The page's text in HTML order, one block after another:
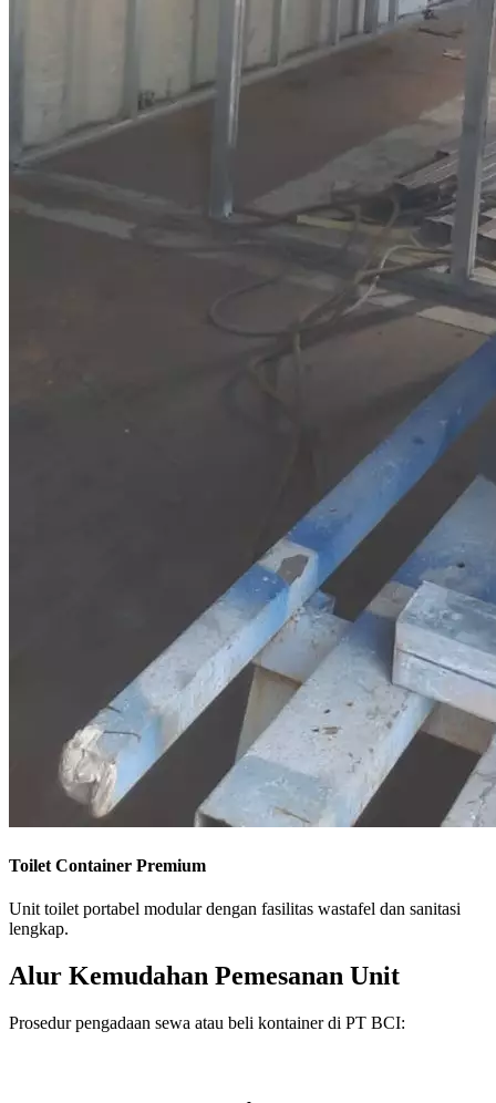
Toilet Container Premium
Unit toilet portabel modular dengan fasilitas wastafel dan sanitasi
lengkap.
Alur Kemudahan Pemesanan Unit
Prosedur pengadaan sewa atau beli kontainer di PT BCI: